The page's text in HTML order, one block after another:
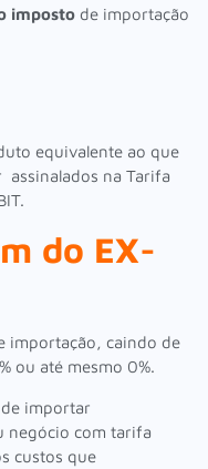
imposto de importação
equivalente ao que
assinalados na Tarifa
do EX-
importação, caindo de
ou até mesmo 0%.
importar
negócio com tarifa
custos que